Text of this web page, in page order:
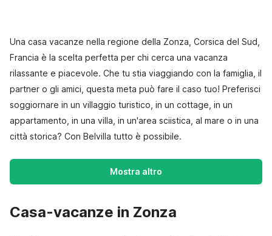
Una casa vacanze nella regione della Zonza, Corsica del Sud,
Francia è la scelta perfetta per chi cerca una vacanza
rilassante e piacevole. Che tu stia viaggiando con la famiglia, il
partner o gli amici, questa meta può fare il caso tuo! Preferisci
soggiornare in un villaggio turistico, in un cottage, in un
appartamento, in una villa, in un'area sciistica, al mare o in una
città storica? Con Belvilla tutto è possibile.
Mostra altro
Casa-vacanze in Zonza